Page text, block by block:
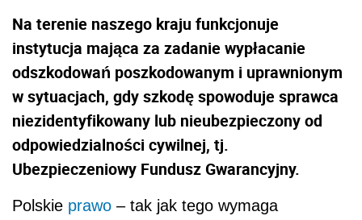
Na terenie naszego kraju funkcjonuje
instytucja mająca za zadanie wypłacanie
odszkodowań poszkodowanym i uprawnionym
w sytuacjach, gdy szkodę spowoduje sprawca
niezidentyfikowany lub nieubezpieczony od
odpowiedzialności cywilnej, tj.
Ubezpieczeniowy Fundusz Gwarancyjny.
Polskie prawo – tak jak tego wymaga